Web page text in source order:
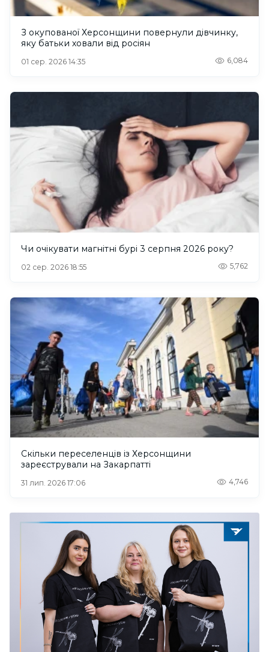
З окупованої Херсонщини повернули дівчинку,
яку батьки ховали від росіян
01 сер. 2026 14:35 6,084
Чи очікувати магнітні бурі 3 серпня 2026 року?
02 сер. 2026 18:55 5,762
Скільки переселенців із Херсонщини
зареєстрували на Закарпатті
31 лип. 2026 17:06 4,746